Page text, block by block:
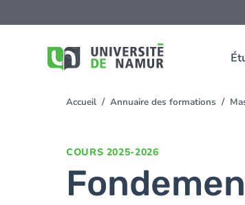
au
You
Accueil Annuaire des formations
COURS 2025-2026